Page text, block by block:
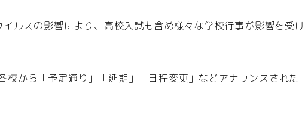
ルスの影響により、高校入試も含め様々な学校行事が影響を受け
校から「予定通り」「延期」「日程変更」などアナウンスされた